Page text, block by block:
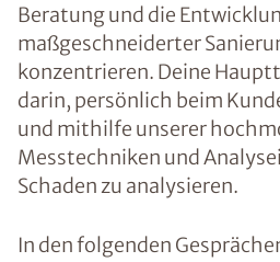
Beratung und die
maßgeschneiderter
konzentrieren. Deine
darin, persönlich beim
und mithilfe unserer
Messtechniken und
Schaden zu analysieren.
In den folgenden